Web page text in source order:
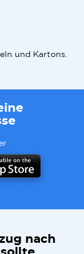
und Kartons.
nach